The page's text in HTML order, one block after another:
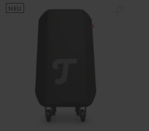
NEU